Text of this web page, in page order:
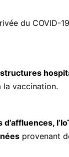
du COVID-
la vaccination.
provenant